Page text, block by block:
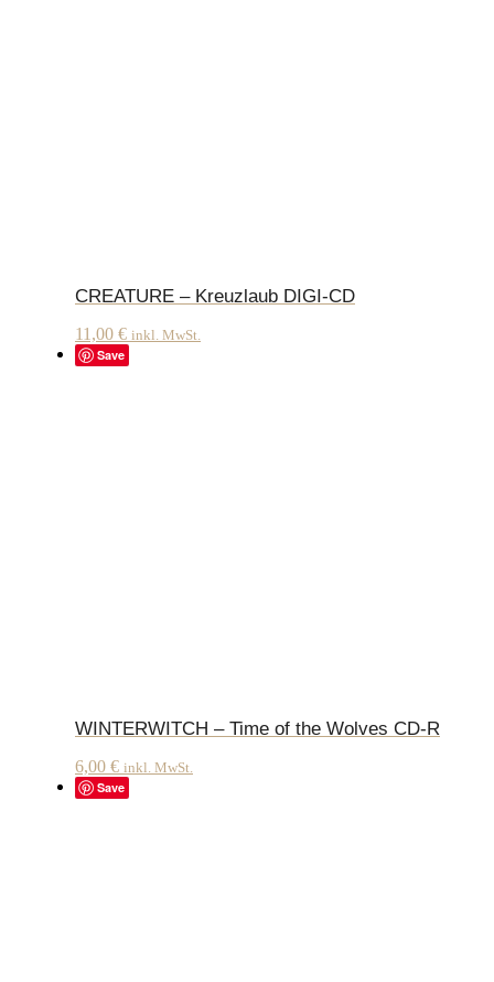
CREATURE – Kreuzlaub DIGI-CD
11,00 € inkl. MwSt.
Save
WINTERWITCH – Time of the Wolves CD-R
6,00 € inkl. MwSt.
Save